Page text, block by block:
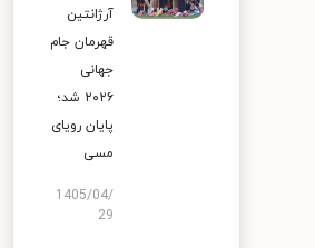
آرژانتین
قهرمان جام
جهانی
۲۰۲۶ شد؛
پایان رویای
مسی
1405/04/
29